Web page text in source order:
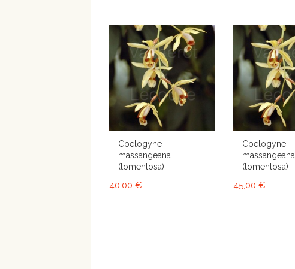
Coelogyne
massangeana
(tomentosa)
40,00 €
Coelogyne
massangeana
(tomentosa)
45,00 €